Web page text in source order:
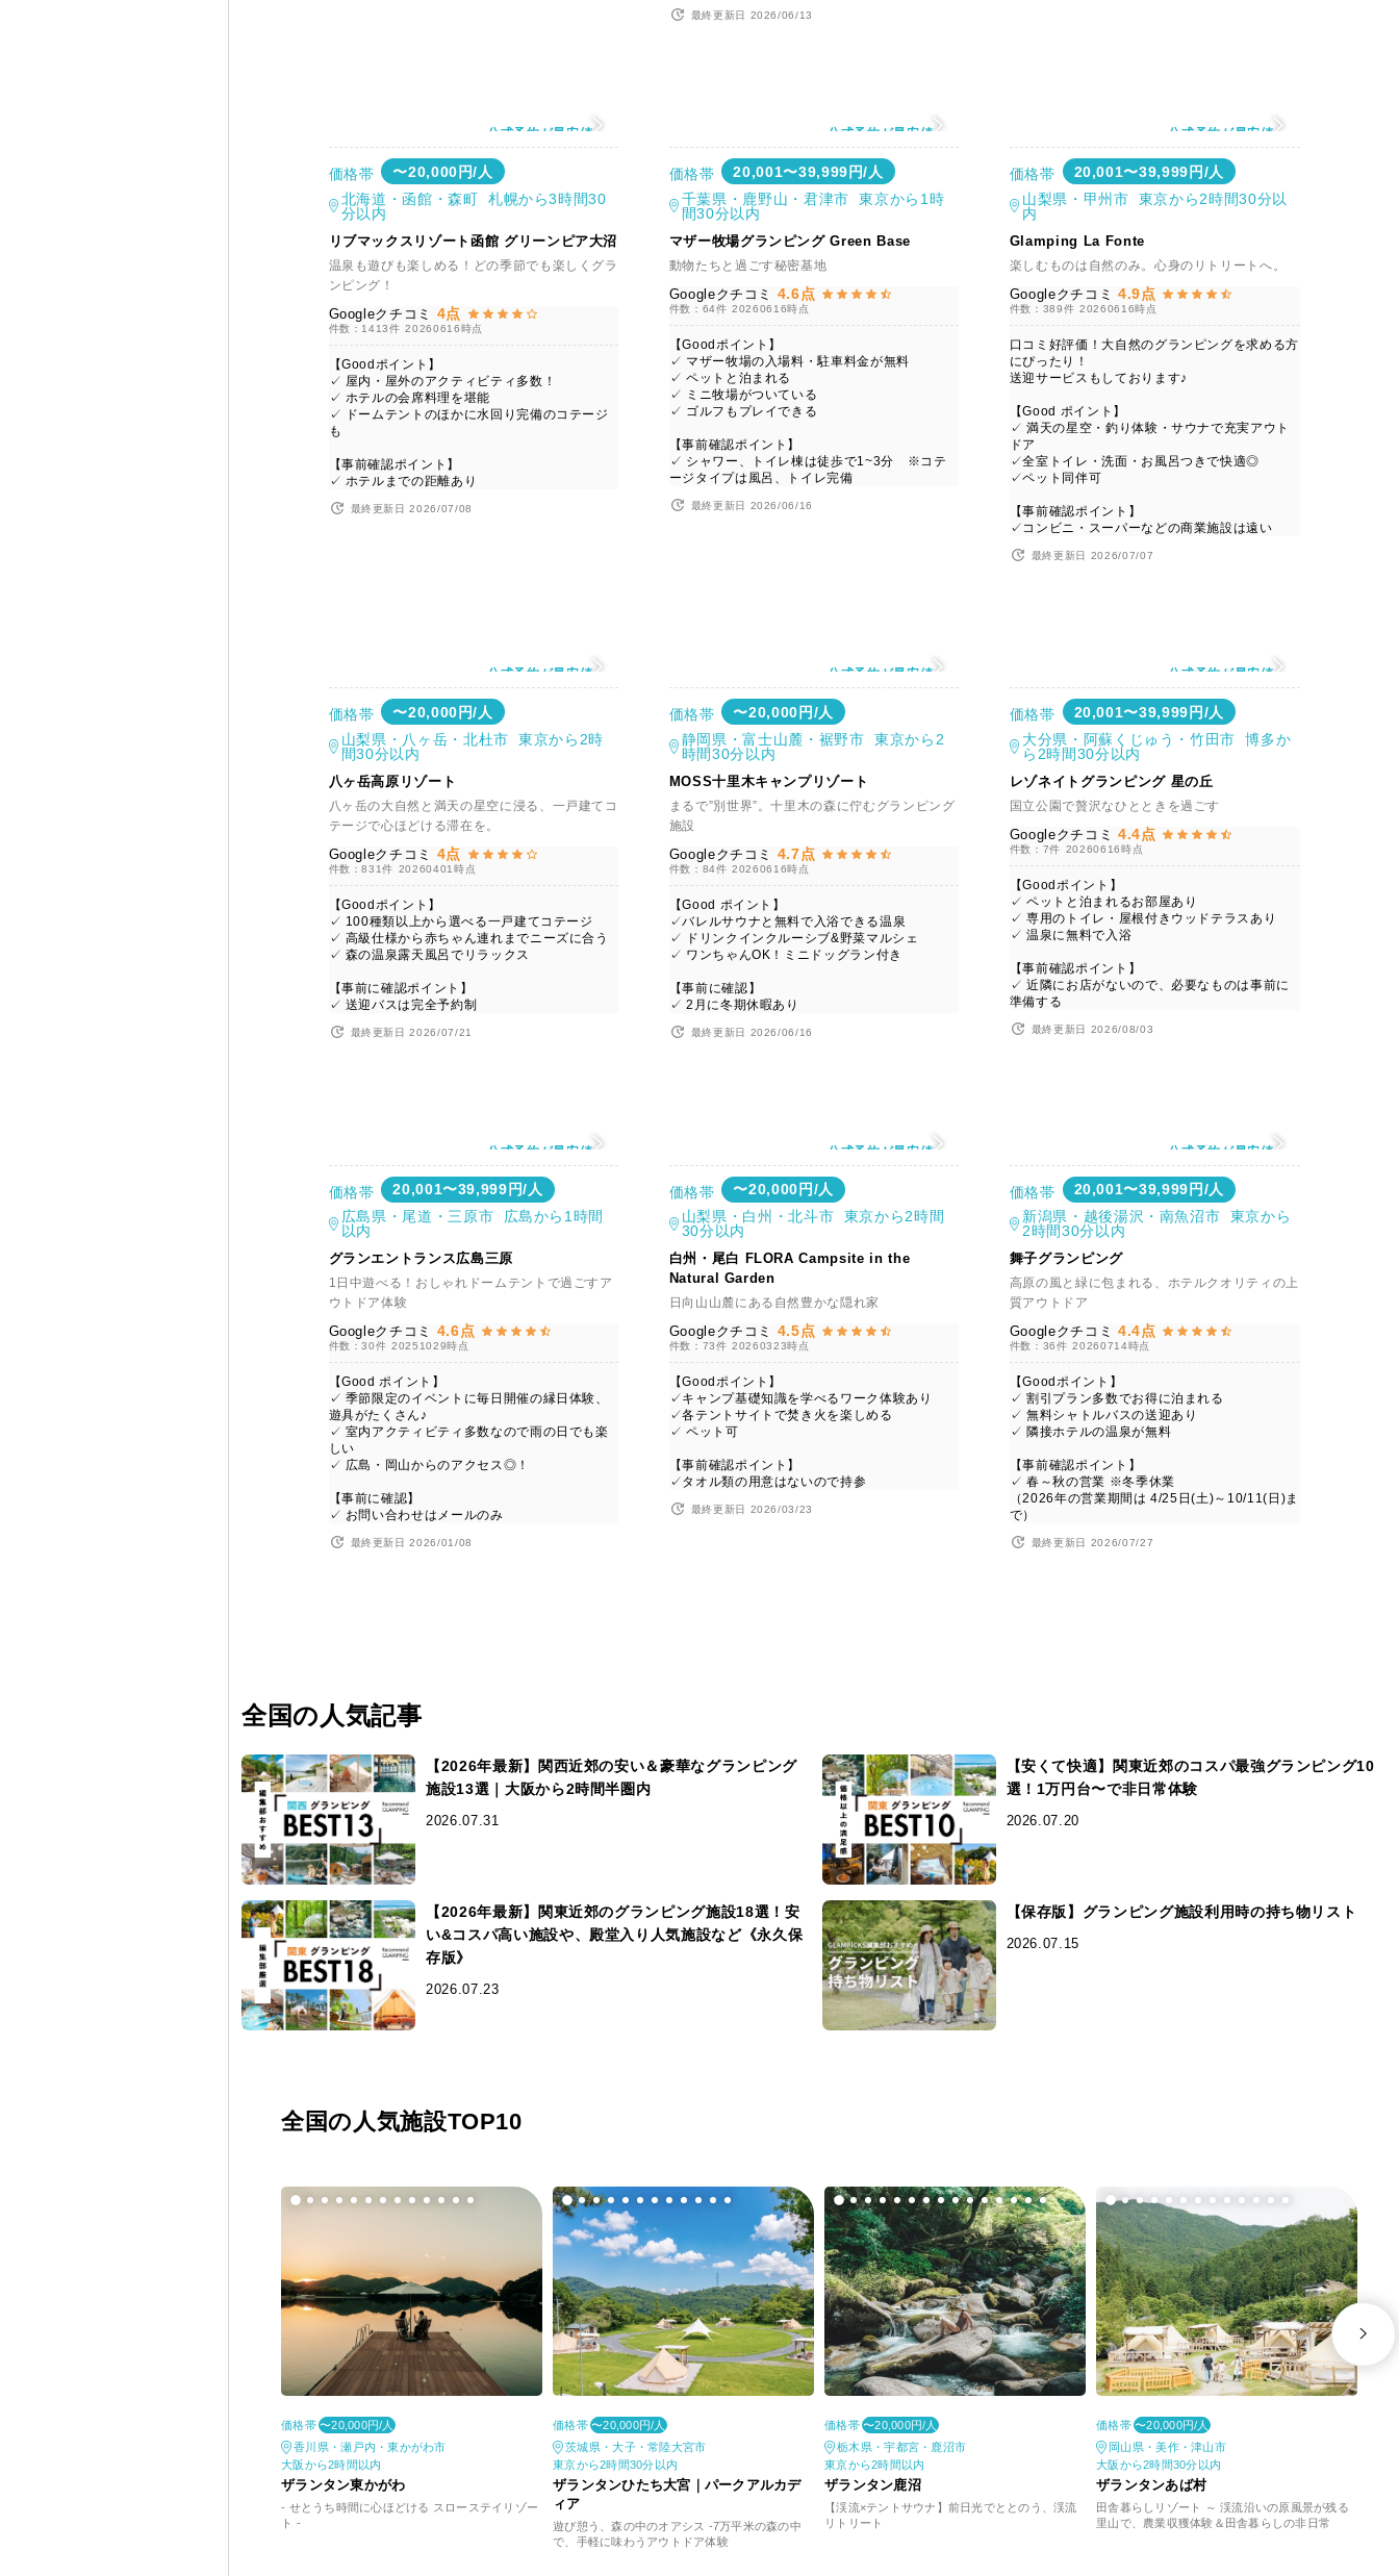
最終更新日 2026/06/13
公式予約が最安値
価格帯
〜20,000円/人
北海道・函館・森町 札幌から3時間30
分以内
リブマックスリゾート函館 グリーンピア大沼
温泉も遊びも楽しめる！どの季節でも楽しくグラ
ンピング！
Googleクチコミ 4点
件数：1413件 20260616時点
【Goodポイント】
✓ 屋内・屋外のアクティビティ多数！
✓ ホテルの会席料理を堪能
✓ ドームテントのほかに水回り完備のコテージ
も
【事前確認ポイント】
✓ ホテルまでの距離あり
最終更新日 2026/07/08
公式予約が最安値
価格帯
20,001〜39,999円/人
千葉県・鹿野山・君津市 東京から1時
間30分以内
マザー牧場グランピング Green Base
動物たちと過ごす秘密基地
Googleクチコミ 4.6点
件数：64件 20260616時点
【Goodポイント】
✓ マザー牧場の入場料・駐車料金が無料
✓ ペットと泊まれる
✓ ミニ牧場がついている
✓ ゴルフもプレイできる
【事前確認ポイント】
✓ シャワー、トイレ棟は徒歩で1~3分 ※コテ
ージタイプは風呂、トイレ完備
最終更新日 2026/06/16
公式予約が最安値
価格帯
20,001〜39,999円/人
山梨県・甲州市 東京から2時間30分以
内
Glamping La Fonte
楽しむものは自然のみ。心身のリトリートへ。
Googleクチコミ 4.9点
件数：389件 20260616時点
口コミ好評価！大自然のグランピングを求める方
にぴったり！
送迎サービスもしております♪
【Good ポイント】
✓ 満天の星空・釣り体験・サウナで充実アウト
ドア
✓全室トイレ・洗面・お風呂つきで快適◎
✓ペット同伴可
【事前確認ポイント】
✓コンビニ・スーパーなどの商業施設は遠い
最終更新日 2026/07/07
公式予約が最安値
価格帯
〜20,000円/人
山梨県・八ヶ岳・北杜市 東京から2時
間30分以内
八ヶ岳高原リゾート
八ヶ岳の大自然と満天の星空に浸る、一戸建てコ
テージで心ほどける滞在を。
Googleクチコミ 4点
件数：831件 20260401時点
【Goodポイント】
✓ 100種類以上から選べる一戸建てコテージ
✓ 高級仕様から赤ちゃん連れまでニーズに合う
✓ 森の温泉露天風呂でリラックス
【事前に確認ポイント】
✓ 送迎バスは完全予約制
最終更新日 2026/07/21
公式予約が最安値
価格帯
〜20,000円/人
静岡県・富士山麓・裾野市 東京から2
時間30分以内
MOSS十里木キャンプリゾート
まるで”別世界”。十里木の森に佇むグランピング
施設
Googleクチコミ 4.7点
件数：84件 20260616時点
【Good ポイント】
✓バレルサウナと無料で入浴できる温泉
✓ ドリンクインクルーシブ&野菜マルシェ
✓ ワンちゃんOK！ミニドッグラン付き
【事前に確認】
✓ 2月に冬期休暇あり
最終更新日 2026/06/16
公式予約が最安値
価格帯
20,001〜39,999円/人
大分県・阿蘇くじゅう・竹田市 博多か
ら2時間30分以内
レゾネイトグランピング 星の丘
国立公園で贅沢なひとときを過ごす
Googleクチコミ 4.4点
件数：7件 20260616時点
【Goodポイント】
✓ ペットと泊まれるお部屋あり
✓ 専用のトイレ・屋根付きウッドテラスあり
✓ 温泉に無料で入浴
【事前確認ポイント】
✓ 近隣にお店がないので、必要なものは事前に
準備する
最終更新日 2026/08/03
公式予約が最安値
価格帯
20,001〜39,999円/人
広島県・尾道・三原市 広島から1時間
以内
グランエントランス広島三原
1日中遊べる！おしゃれドームテントで過ごすア
ウトドア体験
Googleクチコミ 4.6点
件数：30件 20251029時点
【Good ポイント】
✓ 季節限定のイベントに毎日開催の縁日体験、
遊具がたくさん♪
✓ 室内アクティビティ多数なので雨の日でも楽
しい
✓ 広島・岡山からのアクセス◎！
【事前に確認】
✓ お問い合わせはメールのみ
最終更新日 2026/01/08
公式予約が最安値
価格帯
〜20,000円/人
山梨県・白州・北斗市 東京から2時間
30分以内
白州・尾白 FLORA Campsite in the
Natural Garden
日向山山麓にある自然豊かな隠れ家
Googleクチコミ 4.5点
件数：73件 20260323時点
【Goodポイント】
✓キャンプ基礎知識を学べるワーク体験あり
✓各テントサイトで焚き火を楽しめる
✓ ペット可
【事前確認ポイント】
✓タオル類の用意はないので持参
最終更新日 2026/03/23
公式予約が最安値
価格帯
20,001〜39,999円/人
新潟県・越後湯沢・南魚沼市 東京から
2時間30分以内
舞子グランピング
高原の風と緑に包まれる、ホテルクオリティの上
質アウトドア
Googleクチコミ 4.4点
件数：36件 20260714時点
【Goodポイント】
✓ 割引プラン多数でお得に泊まれる
✓ 無料シャトルバスの送迎あり
✓ 隣接ホテルの温泉が無料
【事前確認ポイント】
✓ 春～秋の営業 ※冬季休業
（2026年の営業期間は 4/25日(土)～10/11(日)ま
で）
最終更新日 2026/07/27
全国の人気記事
【2026年最新】関西近郊の安い＆豪華なグランピング
施設13選｜大阪から2時間半圏内
2026.07.31
【安くて快適】関東近郊のコスパ最強グランピング10
選！1万円台〜で非日常体験
2026.07.20
【2026年最新】関東近郊のグランピング施設18選！安
い&コスパ高い施設や、殿堂入り人気施設など《永久保
存版》
2026.07.23
【保存版】グランピング施設利用時の持ち物リスト
2026.07.15
全国の人気施設TOP10
価格帯 〜20,000円/人
香川県・瀬戸内・東かがわ市
大阪から2時間以内
ザランタン東かがわ
- せとうち時間に心ほどける スローステイリゾー
ト -
価格帯 〜20,000円/人
茨城県・大子・常陸大宮市
東京から2時間30分以内
ザランタンひたち大宮｜パークアルカデ
ィア
遊び憩う、森の中のオアシス -7万平米の森の中
で、手軽に味わうアウトドア体験
価格帯 〜20,000円/人
栃木県・宇都宮・鹿沼市
東京から2時間以内
ザランタン鹿沼
【渓流×テントサウナ】前日光でととのう、渓流
リトリート
価格帯 〜20,000円/人
岡山県・美作・津山市
大阪から2時間30分以内
ザランタンあば村
田舎暮らしリゾート ～ 渓流沿いの原風景が残る
里山で、農業収獲体験＆田舎暮らしの非日常